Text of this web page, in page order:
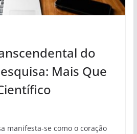
do
Mais Que
manifesta-se como o coração